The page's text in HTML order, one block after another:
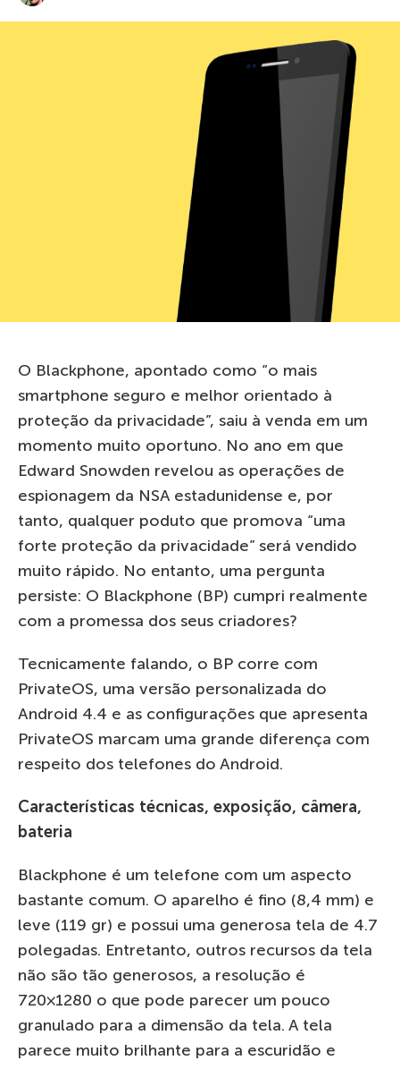
O Blackphone, apontado como “o mais
smartphone seguro e melhor orientado à
proteção da privacidade”, saiu à venda em um
momento muito oportuno. No ano em que
Edward Snowden revelou as operações de
espionagem da NSA estadunidense e, por
tanto, qualquer poduto que promova “uma
forte proteção da privacidade” será vendido
muito rápido. No entanto, uma pergunta
persiste: O Blackphone (BP) cumpri realmente
com a promessa dos seus criadores?
Tecnicamente falando, o BP corre com
PrivateOS, uma versão personalizada do
Android 4.4 e as configurações que apresenta
PrivateOS marcam uma grande diferença com
respeito dos telefones do Android.
Características técnicas, exposição, câmera,
bateria
Blackphone é um telefone com um aspecto
bastante comum. O aparelho é fino (8,4 mm) e
leve (119 gr) e possui uma generosa tela de 4.7
polegadas. Entretanto, outros recursos da tela
não são tão generosos, a resolução é
720×1280 o que pode parecer um pouco
granulado para a dimensão da tela. A tela
parece muito brilhante para a escuridão e